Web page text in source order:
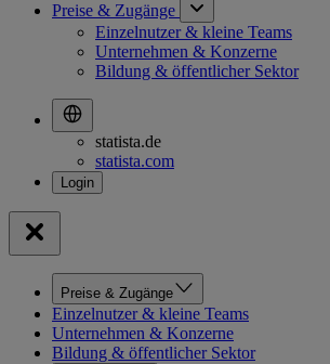
Preise & Zugänge
Einzelnutzer & kleine Teams
Unternehmen & Konzerne
Bildung & öffentlicher Sektor
statista.de
statista.com
Preise & Zugänge
Einzelnutzer & kleine Teams
Unternehmen & Konzerne
Bildung & öffentlicher Sektor